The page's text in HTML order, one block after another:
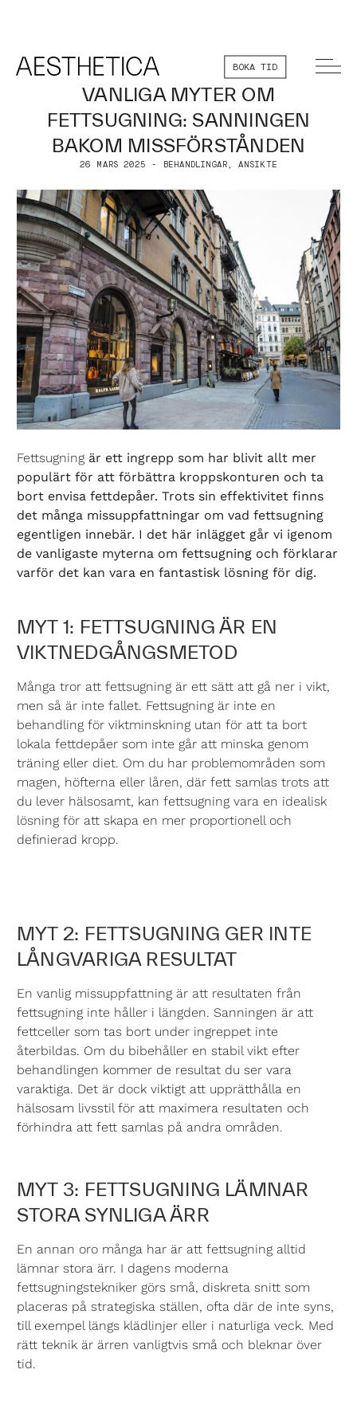
BOKA TID
VANLIGA MYTER OM
FETTSUGNING: SANNINGEN
BAKOM MISSFÖRSTÅNDEN
26 MARS 2025 - BEHANDLINGAR, ANSIKTE
Fettsugning är ett ingrepp som har blivit allt mer
populärt för att förbättra kroppskonturen och ta
bort envisa fettdepåer. Trots sin effektivitet finns
det många missuppfattningar om vad fettsugning
egentligen innebär. I det här inlägget går vi igenom
de vanligaste myterna om fettsugning och förklarar
varför det kan vara en fantastisk lösning för dig.
MYT 1: FETTSUGNING ÄR EN
VIKTNEDGÅNGSMETOD
Många tror att fettsugning är ett sätt att gå ner i vikt,
men så är inte fallet. Fettsugning är inte en
behandling för viktminskning utan för att ta bort
lokala fettdepåer som inte går att minska genom
träning eller diet. Om du har problemområden som
magen, höfterna eller låren, där fett samlas trots att
du lever hälsosamt, kan fettsugning vara en idealisk
lösning för att skapa en mer proportionell och
definierad kropp.
MYT 2: FETTSUGNING GER INTE
LÅNGVARIGA RESULTAT
En vanlig missuppfattning är att resultaten från
fettsugning inte håller i längden. Sanningen är att
fettceller som tas bort under ingreppet inte
återbildas. Om du bibehåller en stabil vikt efter
behandlingen kommer de resultat du ser vara
varaktiga. Det är dock viktigt att upprätthålla en
hälsosam livsstil för att maximera resultaten och
förhindra att fett samlas på andra områden.
MYT 3: FETTSUGNING LÄMNAR
STORA SYNLIGA ÄRR
En annan oro många har är att fettsugning alltid
lämnar stora ärr. I dagens moderna
fettsugningstekniker görs små, diskreta snitt som
placeras på strategiska ställen, ofta där de inte syns,
till exempel längs klädlinjer eller i naturliga veck. Med
rätt teknik är ärren vanligtvis små och bleknar över
tid.